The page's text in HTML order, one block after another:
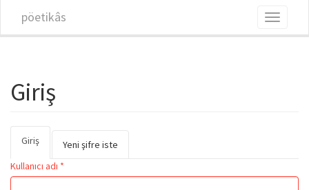
pöetikâs
Toggle
Giriş
Birincil sekmeler
Giriş
Yeni şifre iste
Kullanıcı adı *